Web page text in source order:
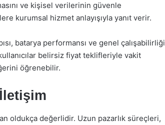
ve kişisel verilerinin güvenle
kurumsal hizmet anlayışıyla yanıt verir.
batarya performansı ve genel çalışabilirliği
belirsiz fiyat teklifleriyle vakit
öğrenebilir.
oldukça değerlidir. Uzun pazarlık süreçleri,